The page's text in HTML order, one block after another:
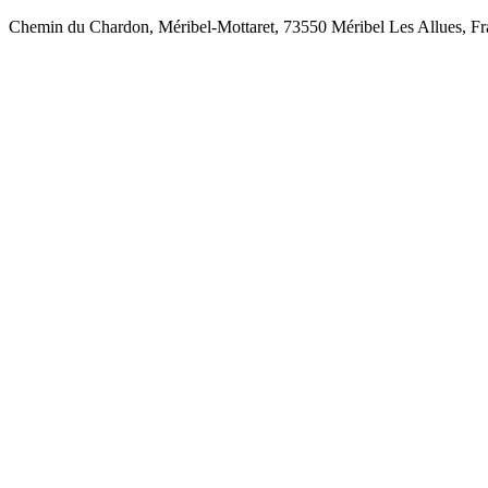
Chemin du Chardon, Méribel-Mottaret, 73550 Méribel Les Allues,